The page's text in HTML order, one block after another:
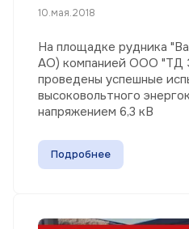
10.мая.2018
На площадке рудника
АО) компанией ООО "ТД
проведены успешные
высоковольтного
напряжением 6,3 кВ
Подробнее